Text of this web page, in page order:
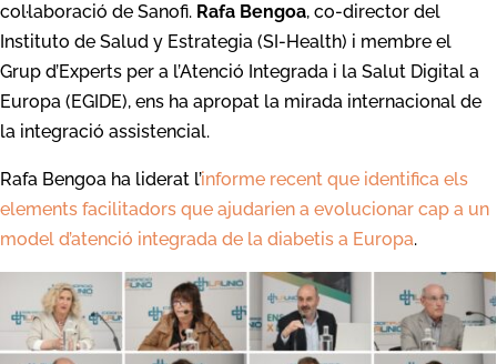
col·laboració de Sanofi. Rafa Bengoa, co-director del
Instituto de Salud y Estrategia (SI-Health) i membre el
Grup d’Experts per a l’Atenció Integrada i la Salut Digital a
Europa (EGIDE), ens ha apropat la mirada internacional de
la integració assistencial.
Rafa Bengoa ha liderat l’informe recent que identifica els
elements facilitadors que ajudarien a evolucionar cap a un
model d’atenció integrada de la diabetis a Europa.